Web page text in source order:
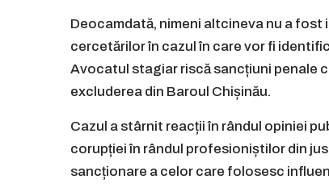
Deocamdată, nimeni altcineva nu a
cercetărilor în cazul în care vor fi
Avocatul stagiar riscă sancțiuni penale
excluderea din Baroul Chișinău.
Cazul a stârnit reacții în rândul opiniei
corupției în rândul profesioniștilor din
sancționare a celor care folosesc